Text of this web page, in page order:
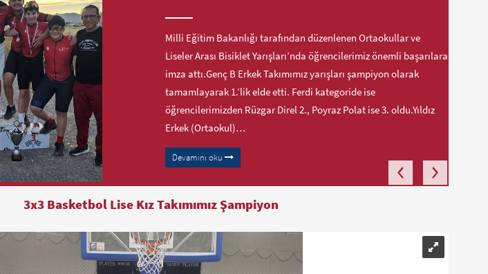
Milli Eğitim Bakanlığı tarafından düzenlenen Ortaokullar ve
Liseler Arası Bisiklet Yarışları’nda öğrencilerimiz önemli başarılara
imza attı.Genç B Erkek Takımımız yarışları şampiyon olarak
tamamlayarak 1.’lik elde etti. Ferdi kategoride ise
öğrencilerimizden Rüzgar Direl 2., Poyraz Polat ise 3. oldu.Yıldız
Erkek (Ortaokul)…
Devamını oku
3x3 Basketbol Lise Kız Takımımız Şampiyon